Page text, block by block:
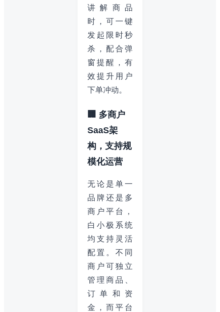
讲解商品
时，可一键
发起限时秒
杀，配合弹
窗提醒，有
效提升用户
下单冲动。
🏢 多商户
SaaS架
构，支持规
模化运营
无论是单一
品牌还是多
商户平台，
白小极系统
均支持灵活
配置。不同
商户可独立
管理商品、
订单和资
金，而平台